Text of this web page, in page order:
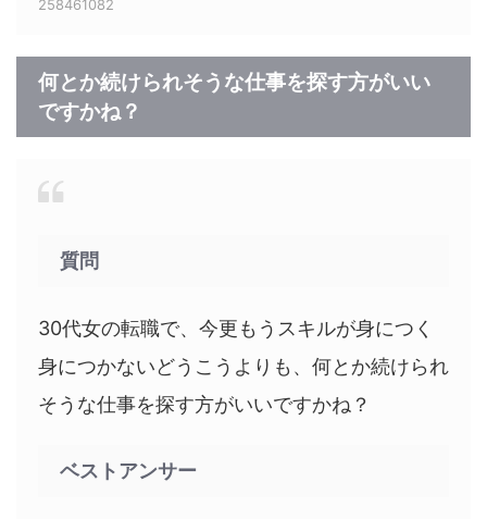
258461082
何とか続けられそうな仕事を探す方がいい
ですかね？
質問
30代女の転職で、今更もうスキルが身につく
身につかないどうこうよりも、何とか続けられ
そうな仕事を探す方がいいですかね？
ベストアンサー